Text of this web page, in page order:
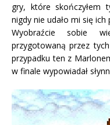
gry, które skończyłem
nigdy nie udało mi się
Wyobraźcie sobie
przygotowaną przez
przypadku ten z
w finale wypowiadał